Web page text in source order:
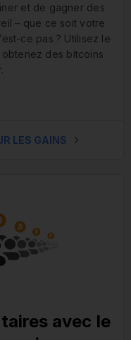
et de gagner des
– que ce soit votre
ce pas ? Utilisez le
des bitcoins
LES GAINS
avec le